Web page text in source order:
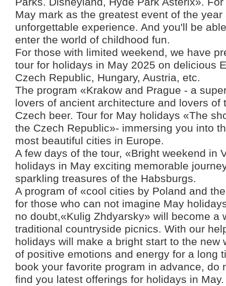
May mark as the greatest event of the
unforgettable experience. And you'll be
enter the world of childhood fun.
For those with limited weekend, we have
tour for holidays in May 2025 on delicious
Czech Republic, Hungary, Austria, etc.
The program «Krakow and Prague - a
lovers of ancient architecture and lovers of
Czech beer. Tour for May holidays «The
the Czech Republic»- immersing you into
most beautiful cities in Europe.
A few days of the tour, «Bright weekend in
holidays in May exciting memorable
sparkling treasures of the Habsburgs.
A program of «cool cities by Poland and
for those who can not imagine May
no doubt,«Kulig Zhdyarsky» will become a
traditional countryside picnics. With our
holidays will make a bright start to the new
of positive emotions and energy for a long
book your favorite program in advance, do
find you latest offerings for holidays in May.